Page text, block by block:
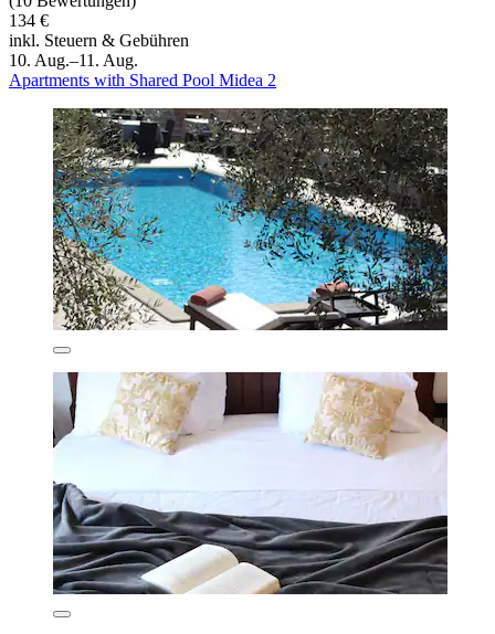
134 €
inkl. Steuern & Gebühren
10. Aug.–11. Aug.
Apartments with Shared Pool Midea 2